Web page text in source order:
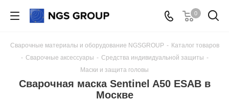
0
Сварочные материалы и оборудование NGSGROUP - Каталог товаров
- Сварочные аксессуары - Средства индивидуальной защиты -
Маски и защита головы
Сварочная маска Sentinel A50 ESAB в
Москве